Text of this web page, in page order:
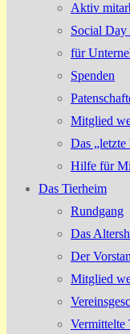
Aktiv
Social Day
für
Spenden
Mitglied
Das
Hilfe für
Das Tierheim
Rundgang
Das
Der
Mitglied
Vermittelte